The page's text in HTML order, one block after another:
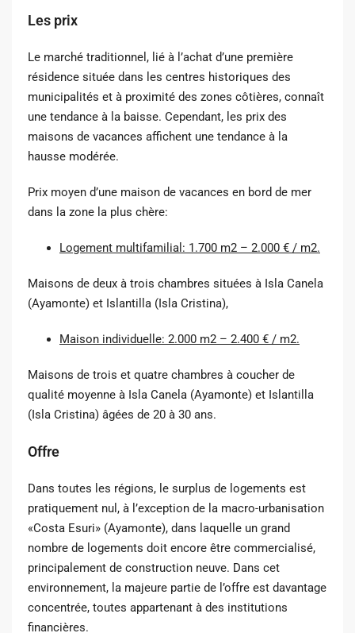
Les prix
Le marché traditionnel, lié à l’achat d’une première
résidence située dans les centres historiques des
municipalités et à proximité des zones côtières, connaît
une tendance à la baisse. Cependant, les prix des
maisons de vacances affichent une tendance à la
hausse modérée.
Prix ​​moyen d’une maison de vacances en bord de mer
dans la zone la plus chère:
Logement multifamilial: 1.700 m2 – 2.000 € / m2.
Maisons de deux à trois chambres situées à Isla Canela
(Ayamonte) et Islantilla (Isla Cristina),
Maison individuelle: 2.000 m2 – 2.400 € / m2.
Maisons de trois et quatre chambres à coucher de
qualité moyenne à Isla Canela (Ayamonte) et Islantilla
(Isla Cristina) âgées de 20 à 30 ans.
Offre
Dans toutes les régions, le surplus de logements est
pratiquement nul, à l’exception de la macro-urbanisation
«Costa Esuri» (Ayamonte), dans laquelle un grand
nombre de logements doit encore être commercialisé,
principalement de construction neuve. Dans cet
environnement, la majeure partie de l’offre est davantage
concentrée, toutes appartenant à des institutions
financières.